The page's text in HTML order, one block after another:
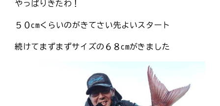
やっぱりきたわ！
５０cmくらいのがきてさい先よいスタート
続けてまずまずサイズの６８cmがきました